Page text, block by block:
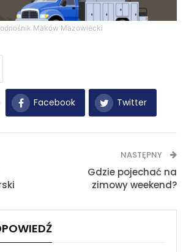
Maków Mazowiecki
Facebook Twitter
NASTĘPNY
Gdzie pojechać na
zimowy weekend?